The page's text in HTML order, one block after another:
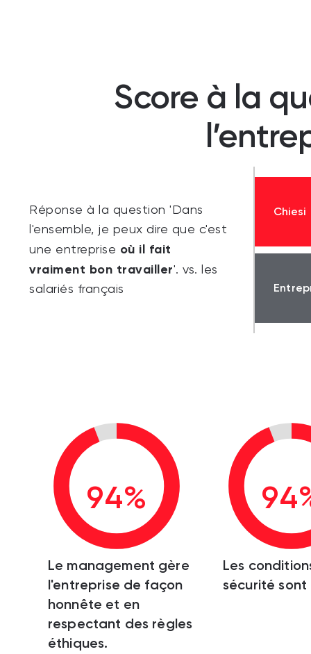
Score à la
Réponse à la question 'Dans
l'ensemble, je peux dire que c'est
une entreprise où il fait
vraiment bon travailler'. vs. les
salariés français
Chiesi
94%
Le management gère
l'entreprise de façon
honnête et en
respectant des règles
éthiques.
Les
sécurité sont